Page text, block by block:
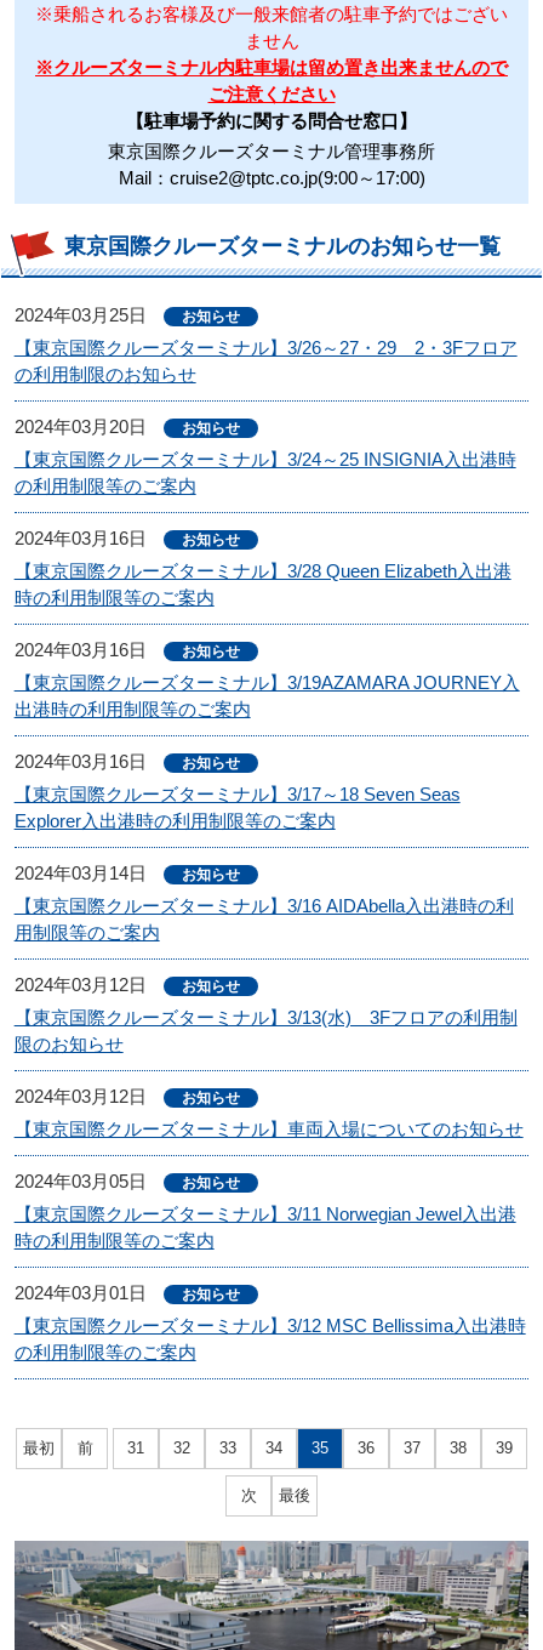
※乗船されるお客様及び一般来館者の駐車予約ではござい
ません
※クルーズターミナル内駐車場は留め置き出来ませんので
ご注意ください
【駐車場予約に関する問合せ窓口】
東京国際クルーズターミナル管理事務所
Mail：cruise2@tptc.co.jp(9:00～17:00)
東京国際クルーズターミナルのお知らせ一覧
2024年03月25日 お知らせ
【東京国際クルーズターミナル】3/26～27・29 2・3Fフロア
の利用制限のお知らせ
2024年03月20日 お知らせ
【東京国際クルーズターミナル】3/24～25 INSIGNIA入出港時
の利用制限等のご案内
2024年03月16日 お知らせ
【東京国際クルーズターミナル】3/28 Queen Elizabeth入出港
時の利用制限等のご案内
2024年03月16日 お知らせ
【東京国際クルーズターミナル】3/19AZAMARA JOURNEY入
出港時の利用制限等のご案内
2024年03月16日 お知らせ
【東京国際クルーズターミナル】3/17～18 Seven Seas
Explorer入出港時の利用制限等のご案内
2024年03月14日 お知らせ
【東京国際クルーズターミナル】3/16 AIDAbella入出港時の利
用制限等のご案内
2024年03月12日 お知らせ
【東京国際クルーズターミナル】3/13(水) 3Fフロアの利用制
限のお知らせ
2024年03月12日 お知らせ
【東京国際クルーズターミナル】車両入場についてのお知らせ
2024年03月05日 お知らせ
【東京国際クルーズターミナル】3/11 Norwegian Jewel入出港
時の利用制限等のご案内
2024年03月01日 お知らせ
【東京国際クルーズターミナル】3/12 MSC Bellissima入出港時
の利用制限等のご案内
最初 前 31 32 33 34 35 36 37 38 39
次 最後